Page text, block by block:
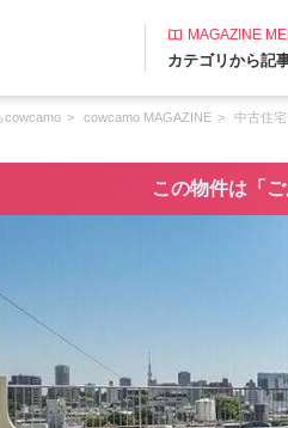
MAGAZINE
カテゴリから記
cowcamo cowcamo MAGAZINE 中古住
この物件は「